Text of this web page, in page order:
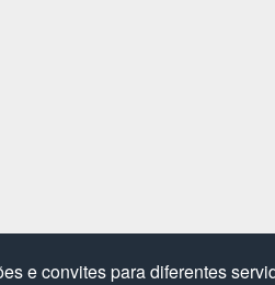
e convites para diferentes